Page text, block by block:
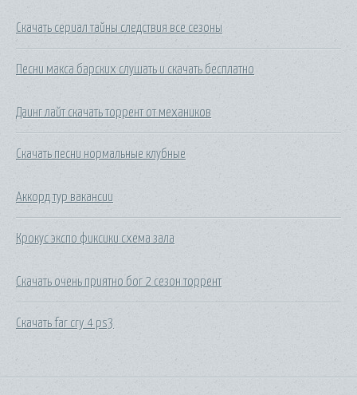
Скачать сериал тайны следствия все сезоны
Песни макса барских слушать и скачать бесплатно
Даинг лайт скачать торрент от механиков
Скачать песни нормальные клубные
Аккорд тур вакансии
Крокус экспо фиксики схема зала
Скачать очень приятно бог 2 сезон торрент
Скачать far cry 4 ps3